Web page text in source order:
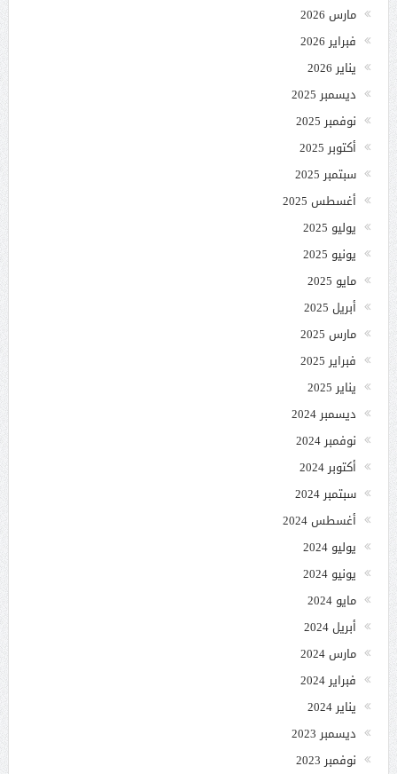
مارس 2026
فبراير 2026
يناير 2026
ديسمبر 2025
نوفمبر 2025
أكتوبر 2025
سبتمبر 2025
أغسطس 2025
يوليو 2025
يونيو 2025
مايو 2025
أبريل 2025
مارس 2025
فبراير 2025
يناير 2025
ديسمبر 2024
نوفمبر 2024
أكتوبر 2024
سبتمبر 2024
أغسطس 2024
يوليو 2024
يونيو 2024
مايو 2024
أبريل 2024
مارس 2024
فبراير 2024
يناير 2024
ديسمبر 2023
نوفمبر 2023